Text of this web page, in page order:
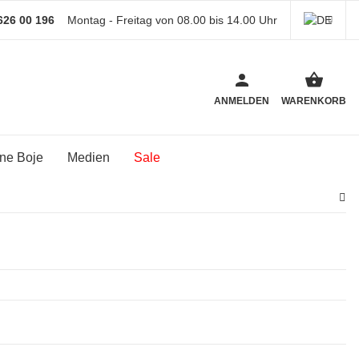
00 196 Montag - Freitag von 08.00 bis 14.00 Uhr
ANMELDEN WARENKORB
Boje Medien Sale